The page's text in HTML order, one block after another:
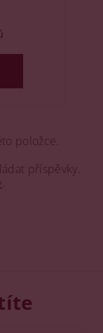
položce.
příspěvky.